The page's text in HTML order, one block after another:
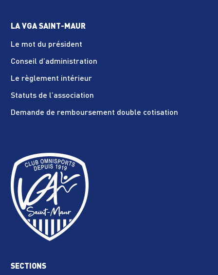
LA VGA SAINT-MAUR
Le mot du président
Conseil d’administration
Le règlement intérieur
Statuts de l’association
Demande de remboursement double cotisation
SECTIONS